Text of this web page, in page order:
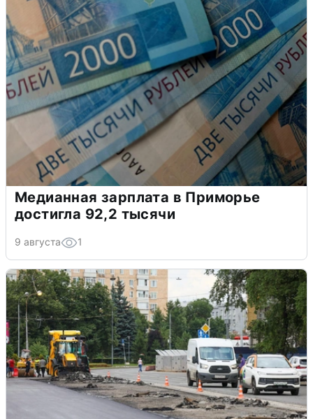
Медианная зарплата в Приморье
достигла 92,2 тысячи
9 августа 1